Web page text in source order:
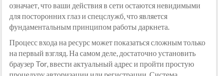
означает, что ваши действия в сети остаются невидимыми
для посторонних глаз и спецслужб, что является
фундаментальным принципом работы даркнета.
Процесс входа на ресурс может показаться сложным только
на первый взгляд. На самом деле, достаточно установить
браузер Tor, ввести актуальный адрес и пройти простую